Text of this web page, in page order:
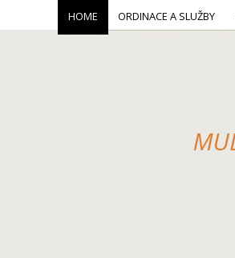
HOME ORDINACE A SLUŽBY